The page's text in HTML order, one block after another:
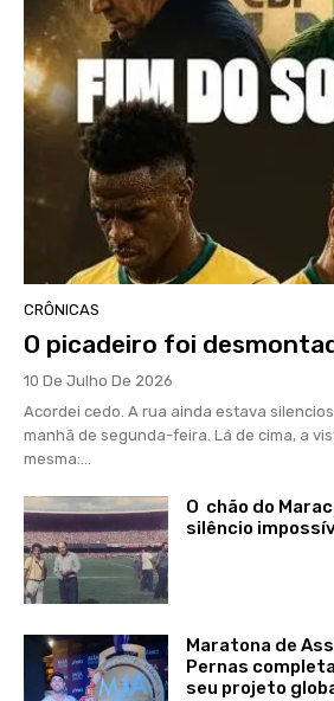
CRÔNICAS
O picadeiro foi
10 De Julho De 2026
Acordei cedo. A rua ainda estava
manhã de segunda-feira. Lá de cima, a
mesma:...
O chão do
silêncio
Maratona de
Pernas
seu projeto